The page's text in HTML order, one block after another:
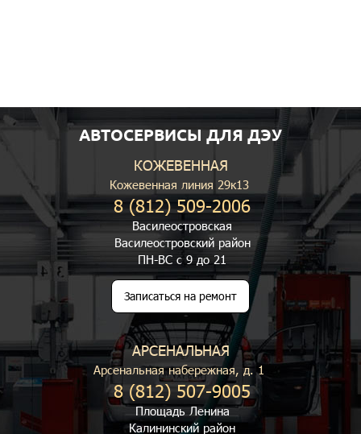
АВТОСЕРВИСЫ ДЛЯ ДЭУ
КОЖЕВЕННАЯ
Кожевенная линия 29к13
8 (812) 509-2006
Василеостровская
Василеостровский район
ПН-ВС с 9 до 21
Записаться на ремонт
АРСЕНАЛЬНАЯ
Арсенальная набережная, д. 1
8 (812) 507-9005
Площадь Ленина
Калининский район